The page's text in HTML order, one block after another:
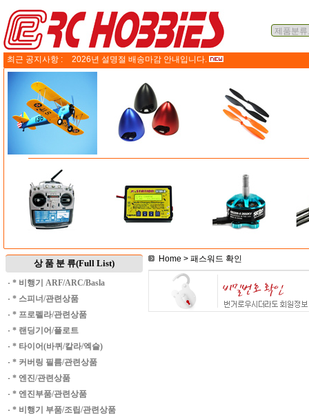
최근 공지사항 : 2026년 설명절 배송마감 안내입니다.
상 품 분 류(Full List)
· * 비행기 ARF/ARC/Basla
· * 스피너/관련상품
· * 프로펠라/관련상품
· * 랜딩기어/플로트
· * 타이어(바퀴/칼라/엑슬)
· * 커버링 필름/관련상품
· * 엔진/관련상품
· * 엔진부품/관련상품
· * 비행기 부품/조립/관련상품
Home > 패스워드 확인